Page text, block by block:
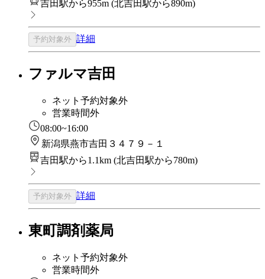
吉田駅から955m (北吉田駅から890m)
予約対象外 詳細
ファルマ吉田
ネット予約対象外
営業時間外
08:00~16:00
新潟県燕市吉田３４７９－１
吉田駅から1.1km (北吉田駅から780m)
予約対象外 詳細
東町調剤薬局
ネット予約対象外
営業時間外